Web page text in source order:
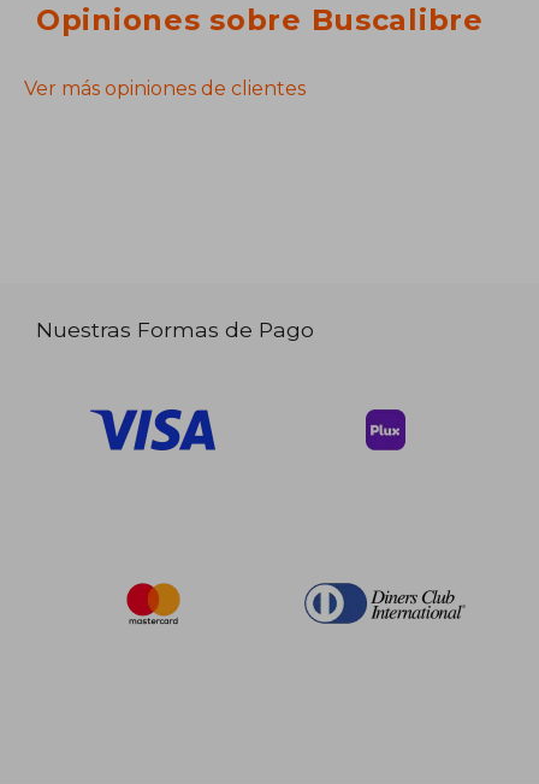
Opiniones sobre Buscalibre
Ver más opiniones de clientes
Nuestras Formas de Pago